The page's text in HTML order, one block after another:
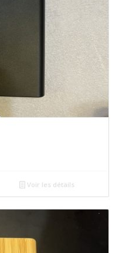
Voir les détails